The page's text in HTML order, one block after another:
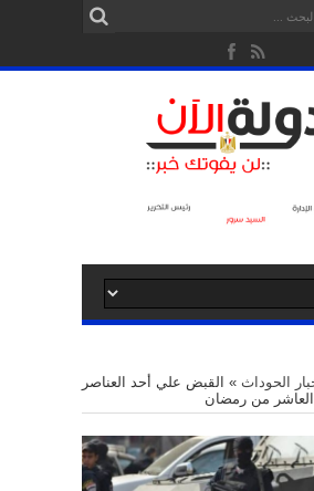
الحوداث » القبض علي أحد العناصر
العاشر من رمضان